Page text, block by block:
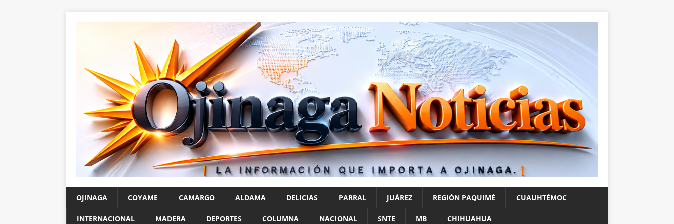
OJINAGA COYAME CAMARGO ALDAMA DELICIAS PARRAL JUÁREZ REGIÓN PAQUIMÉ CUAUHTÉMOC
INTERNACIONAL MADERA DEPORTES COLUMNA NACIONAL SNTE MB CHIHUAHUA